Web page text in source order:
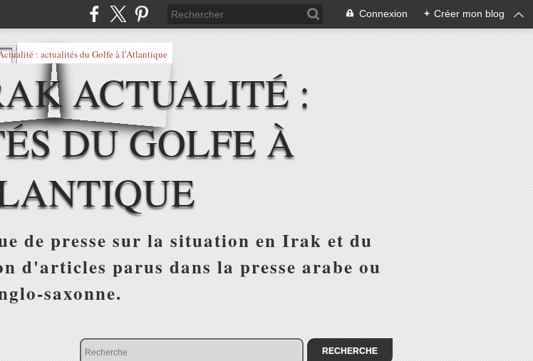
Connexion + Créer mon blog
ACTUALITÉ :
DU GOLFE À
de presse sur la situation en Irak et du
d'articles parus dans la presse arabe ou
saxonne.